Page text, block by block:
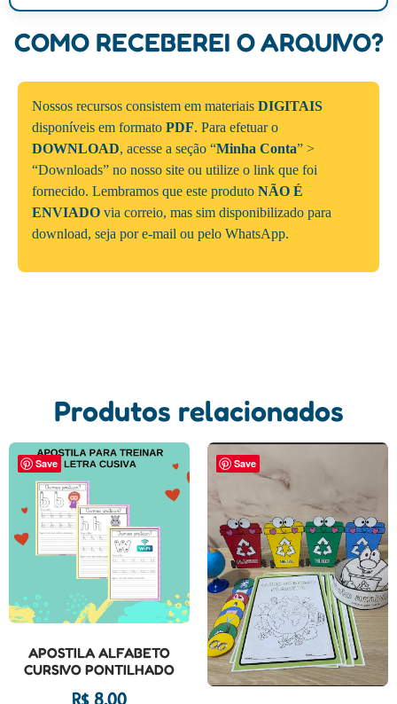
COMO RECEBEREI O ARQUIVO?
Nossos recursos consistem em materiais DIGITAIS
disponíveis em formato PDF. Para efetuar o
DOWNLOAD, acesse a seção “Minha Conta” >
“Downloads” no nosso site ou utilize o link que foi
fornecido. Lembramos que este produto NÃO É
ENVIADO via correio, mas sim disponibilizado para
download, seja por e-mail ou pelo WhatsApp.
Produtos relacionados
Save
APOSTILA ALFABETO
CURSIVO PONTILHADO
Save